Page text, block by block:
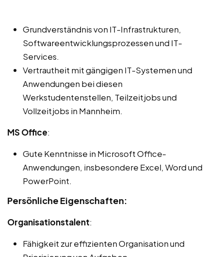
Grundverständnis von IT-Infrastrukturen,
Softwareentwicklungsprozessen und IT-
Services.
Vertrautheit mit gängigen IT-Systemen und
Anwendungen bei diesen
Werkstudentenstellen, Teilzeitjobs und
Vollzeitjobs in Mannheim.
MS Office:
Gute Kenntnisse in Microsoft Office-
Anwendungen, insbesondere Excel, Word und
PowerPoint.
Persönliche Eigenschaften:
Organisationstalent:
Fähigkeit zur effizienten Organisation und